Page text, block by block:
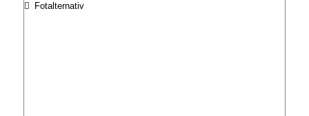
Fotalternativ